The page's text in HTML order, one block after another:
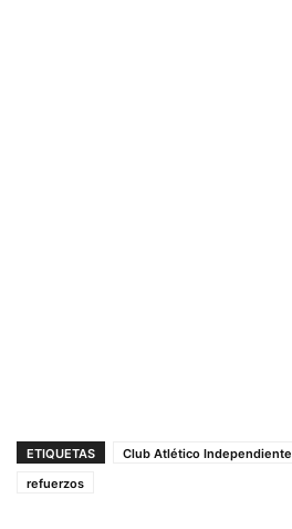
ETIQUETAS Club Atlético Independiente
refuerzos